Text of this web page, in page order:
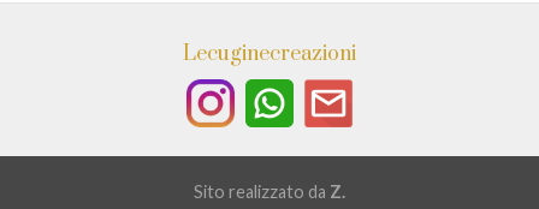
Lecuginecreazioni
Sito realizzato da Z.